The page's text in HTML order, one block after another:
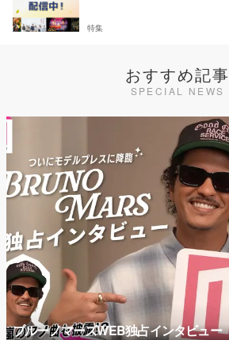
特集
おすすめ記事
SPECIAL NEWS
ブルーノマーズWEB独占インタビュー